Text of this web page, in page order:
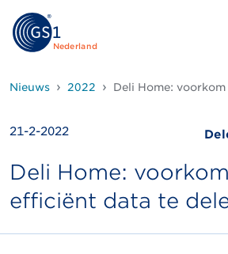
Nederland
Nieuws 2022 Deli Home: voorkom ruis door efficiënt data te
21-2-2022
Deli Home:
efficiënt data te